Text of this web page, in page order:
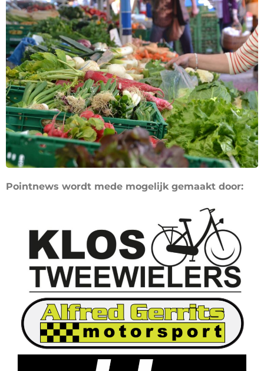
Pointnews wordt mede mogelijk gemaakt door: